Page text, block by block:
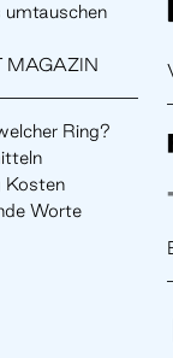
umtauschen
MAGAZIN
Ring?
Kosten
Worte